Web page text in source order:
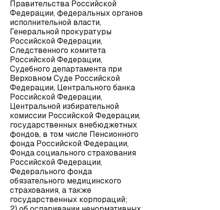
Правительства Российской
Федерации, федеральных органов
исполнительной власти,
Генеральной прокуратуры
Российской Федерации,
Следственного комитета
Российской Федерации,
Судебного департамента при
Верховном Суде Российской
Федерации, Центрального банка
Российской Федерации,
Центральной избирательной
комиссии Российской Федерации,
государственных внебюджетных
фондов, в том числе Пенсионного
фонда Российской Федерации,
Фонда социального страхования
Российской Федерации,
Федерального фонда
обязательного медицинского
страхования, а также
государственных корпораций;